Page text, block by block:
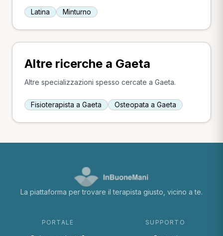
Latina Minturno
Altre ricerche a Gaeta
Altre specializzazioni spesso cercate a Gaeta.
Fisioterapista a Gaeta Osteopata a Gaeta
La piattaforma per trovare il terapista giusto, vicino a te.
PORTALE SUPPORTO